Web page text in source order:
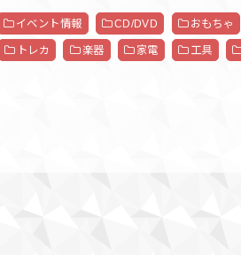
イベント情報 CD/DVD おもちゃ
トレカ 楽器 家電 工具